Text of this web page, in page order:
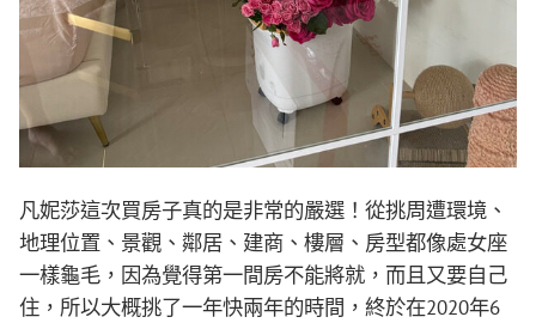
凡妮莎這次買房子真的是非常的嚴選！從挑周遭環境、
地理位置、景觀、鄰居、建商、樓層、房型都像處女座
一樣龜毛，因為覺得第一間房不能將就，而且又要自己
住，所以大概挑了一年快兩年的時間，終於在2020年6